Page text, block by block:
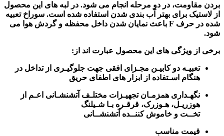
بردن مقاومت، در دو مرحله انجام می شود. در لبه های این محصول
از لاستیک برای بهتر آب بندی شدن استفاده شده است. سوراخ تعبیه
شده در حرف F باعث نمایان شدن داخل محفظه و گردش هوا می
شود.
برخی از ویژگی های این محصول عبارت اند از:
تعبیـه دو کابیـن مجـزای افقی جهت جلوگیـری از تداخل در
هنگام اسـتفاده از ابزار های اطفای حریق
نگهـداری همزمـان تجهیـزات مختلـف آتشنشـانی اعـم از
هوزریـل، هـوزرک، قرقـره بـا شـیلنگ
تخــت و خاموش کننــده آتشنشــانی
قیمت مناسب